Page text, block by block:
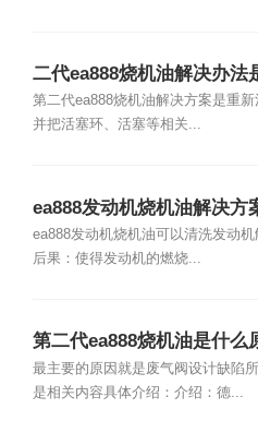
二代ea888烧机油解决办法
第二代ea888烧机油解决方案是重
并把活塞环、活塞等相关...
ea888发动机烧机油解决方
ea888发动机烧机油可以清洗发动
后果：使得发动机的燃烧...
第二代ea888烧机油是什么
最主要的原因就是废气阀设计缺陷
是相关内容具体介绍：介绍：德...